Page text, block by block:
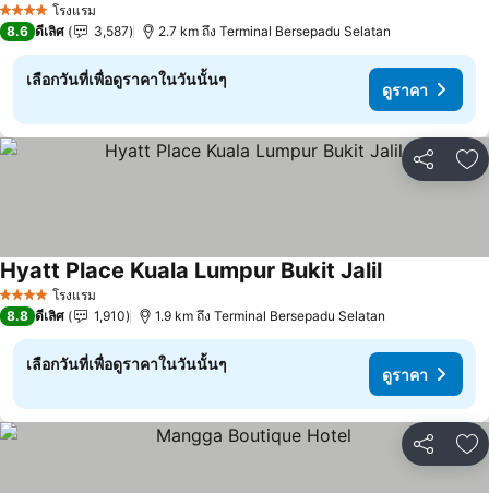
4 ดาว โรงแรม
8.6 ดีเลิศ 3,587 2.7 km ถึง Terminal Bersepadu Selatan
เลือกวันที่เพื่อดูราคาในวันนั้นๆ
ดูราคา
แชร์ เ
4 ดาว โรงแรม
Hyatt Place Kuala Lumpur Bukit Jalilดูราคา
8.8 ดีเลิศ 1,910 1.9 km ถึง Terminal Bersepadu Selatan
เลือกวันที่เพื่อดูราคาในวันนั้นๆ
ดูราคา
แชร์ เ